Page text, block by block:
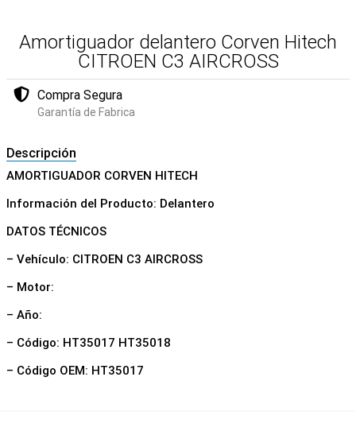
Amortiguador delantero Corven Hitech
CITROEN C3 AIRCROSS
Compra Segura
Garantía de Fabrica
Descripción
AMORTIGUADOR CORVEN HITECH
Información del Producto: Delantero
DATOS TÉCNICOS
– Vehículo: CITROEN C3 AIRCROSS
– Motor:
– Año:
– Código: HT35017 HT35018
– Código OEM: HT35017